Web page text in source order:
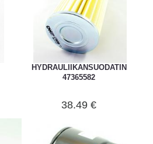
HYDRAULIIKANSUODATIN
47365582
38.49 €